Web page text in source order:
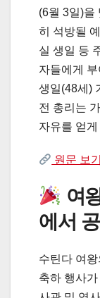
(6월 3일)을
히 석방될
실 생일 등
자들에게
생일(48세)
전 총리는
자유를 얻게
원문 보
여
에서
수틴다 여
축하 행사